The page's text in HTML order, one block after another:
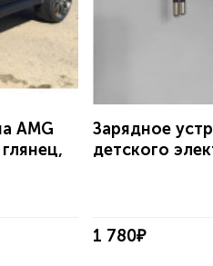
AMG
Зарядное
детского
1 780₽